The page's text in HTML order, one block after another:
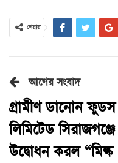
শেয়ার
আগের সংবাদ
গ্রামীণ ডানোন ফুডস
লিমিটেড সিরাজগঞ্জে
উদ্বোধন করল “মিল্ক